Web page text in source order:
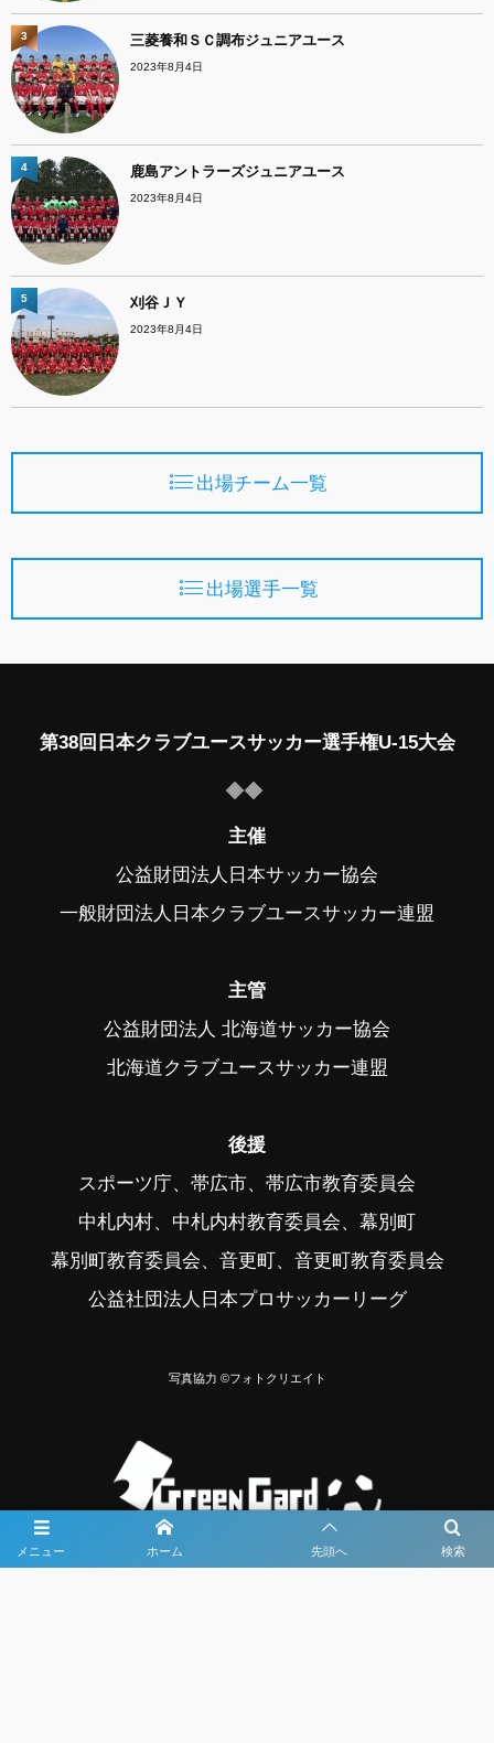
三菱養和ＳＣ調布ジュニアユース
2023年8月4日
3
鹿島アントラーズジュニアユース
2023年8月4日
4
刈谷ＪＹ
2023年8月4日
5
出場チーム一覧
出場選手一覧
メニュー 検索
ホーム 先頭へ
第38回日本クラブユースサッカー選手権U-15大会
主催
公益財団法人日本サッカー協会
一般財団法人日本クラブユースサッカー連盟
主管
公益財団法人 北海道サッカー協会
北海道クラブユースサッカー連盟
後援
スポーツ庁、帯広市、帯広市教育委員会
中札内村、中札内村教育委員会、幕別町
幕別町教育委員会、音更町、音更町教育委員会
公益社団法人日本プロサッカーリーグ
写真協力 ©フォトクリエイト